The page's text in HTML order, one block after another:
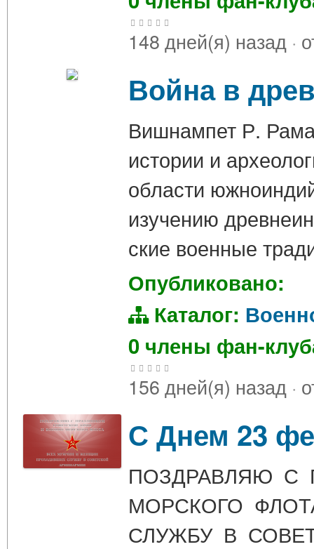
148 дней(я) назад ·
Война в
Вишнампет Р.
истории и
области
изучению
ские военные
Опубликовано:
Каталог:
0 члены фан-
156 дней(я) назад ·
С Днем 23
ПОЗДРАВЛЯЮ С
МОРСКОГО
СЛУЖБУ В